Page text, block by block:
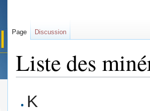
Liste des
K
Page Discussion